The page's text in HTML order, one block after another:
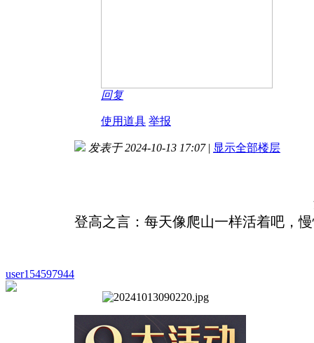
回复
使用道具 举报
user154597944
发表于 2024-10-13 17:07 | 显示全部楼层
登高之言：每天像爬山一样活着吧，